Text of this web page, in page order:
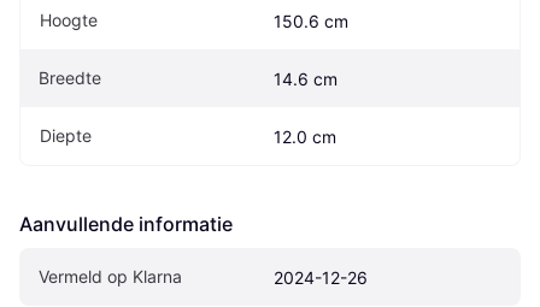
Hoogte 150.6 cm
Breedte 14.6 cm
Diepte 12.0 cm
Aanvullende informatie
Vermeld op Klarna 2024-12-26